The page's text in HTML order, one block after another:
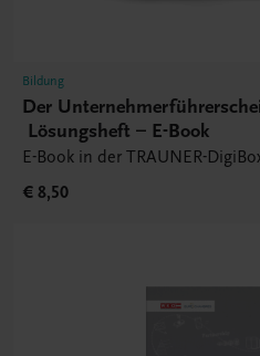
Bildung
Der
Lösungsheft – E-Book
E-Book in der TRAUNER-
€ 8,50